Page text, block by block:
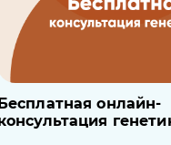
онлайн-